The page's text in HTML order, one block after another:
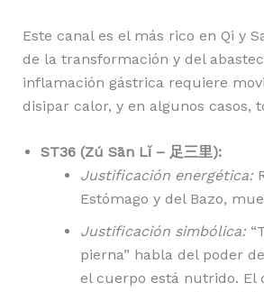
Este canal es el más rico en Qi y
de la transformación y del
inflamación gástrica requiere
disipar calor, y en algunos casos,
ST36 (Zú Sān Lǐ – 足三里):
Justificación energética:
Estómago y del Bazo,
Justificación simbólica:
pierna” habla del poder
el cuerpo está nutrido. El